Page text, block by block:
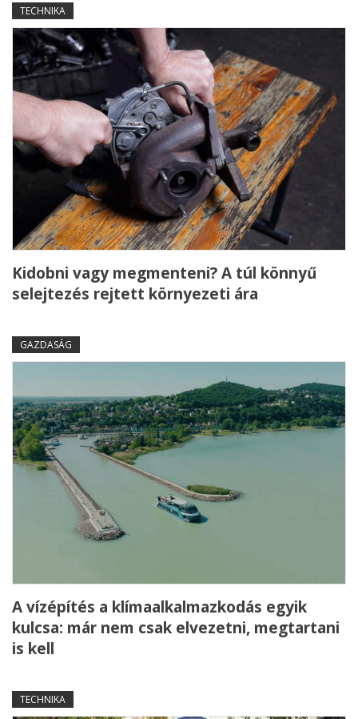
TECHNIKA
Kidobni vagy megmenteni? A túl könnyű
selejtezés rejtett környezeti ára
GAZDASÁG
A vízépítés a klímaalkalmazkodás egyik
kulcsa: már nem csak elvezetni, megtartani
is kell
TECHNIKA